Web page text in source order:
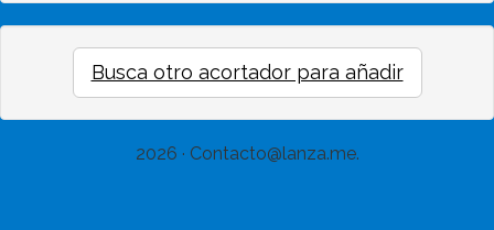
Busca otro acortador para añadir
2026 · Contacto@lanza.me.